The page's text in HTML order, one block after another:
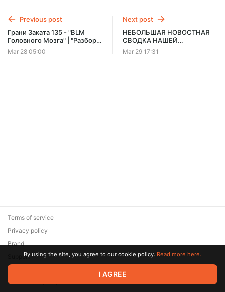
Previous post
Грани Заката 135 - "BLM
Головного Мозга" | "Разбор
Полётов" (РАСШИРЕННАЯ
ВЕРСИЯ)
Mar 28 05:00
Next post
НЕБОЛЬШАЯ НОВОСТНАЯ
СВОДКА НАШЕЙ
ВНУТРЕННЕЙ КУХНИ !
Mar 29 17:31
© 2026 Zaya Solutions Limited. All rights reserved. All trademarks
are the property of their respective owners.
Terms of service
Privacy policy
Brand
SupportBy using the site, you agree to our cookie policy. Read more here.
I AGREE